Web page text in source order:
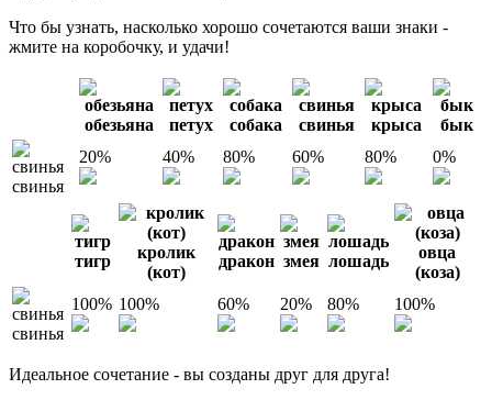
Что бы узнать, насколько хорошо сочетаются ваши знаки -
жмите на коробочку, и удачи!
обезьяна петух собака свинья крыса бык
свинья
20% 40% 80% 60% 80% 0%
тигр
кролик
(кот)
дракон змея лошадь
овца
(коза)
свинья
100% 100% 60% 20% 80% 100%
Идеальное сочетание - вы созданы друг для друга!